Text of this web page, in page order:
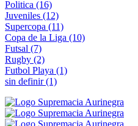
Politica (16)
Juveniles (12)
Supercopa (11)
Copa de la Liga (10)
Futsal (7)
Rugby (2)
Futbol Playa (1)
sin definir(1)